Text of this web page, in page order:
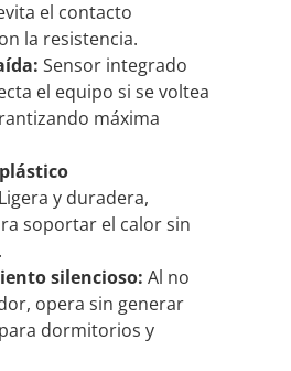
el contacto
la resistencia.
Sensor integrado
el equipo si se voltea
máxima
Ligera y duradera,
soportar el calor sin
silencioso: Al no
opera sin generar
dormitorios y